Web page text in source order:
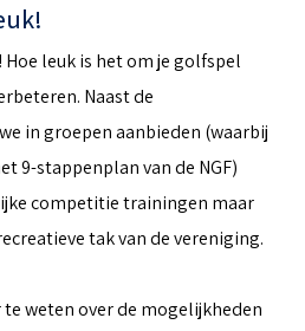
leuk is het om je golfspel
Naast de
in groepen aanbieden (waarbij
9-stappenplan van de NGF)
competitie trainingen maar
tak van de vereniging.
weten over de mogelijkheden